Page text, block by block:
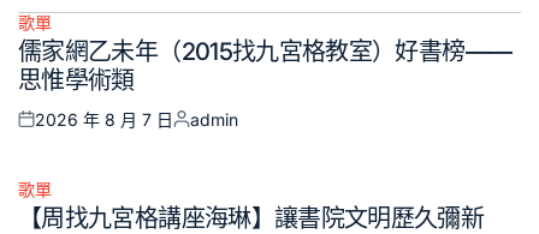
Posted
in
歌單
儒家網乙未年（2015找九宮格教室）好書榜——
思惟學術類
Posted
2026 年 8 月 7 日
Posted
admin
Posted
歌單
【周找九宮格講座海琳】讓書院文明歷久彌新